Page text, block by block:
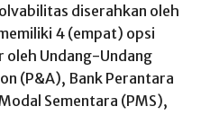
diserahkan oleh
memiliki 4 (empat) opsi
oleh Undang-Undang
(P&A), Bank Perantara
Sementara (PMS),